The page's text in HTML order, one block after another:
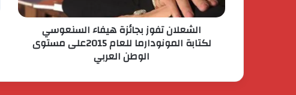
الشعلان تفوز بجائزة هيفاء السنعوسي
لكتابة المونودارما للعام 2015على مستوى
الوطن العربي